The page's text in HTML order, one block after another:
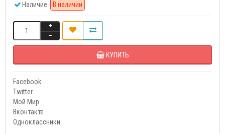
Наличие: В наличии
КУПИТЬ
Facebook
Twitter
Мой Мир
Вконтакте
Одноклассники